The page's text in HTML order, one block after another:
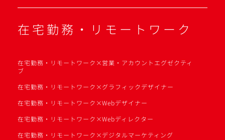
在宅勤務・リモートワーク
在宅勤務・リモートワーク×営業・アカウントエグゼクティ
ブ
在宅勤務・リモートワーク×グラフィックデザイナー
在宅勤務・リモートワーク×Webデザイナー
在宅勤務・リモートワーク×Webディレクター
在宅勤務・リモートワーク×デジタルマーケティング